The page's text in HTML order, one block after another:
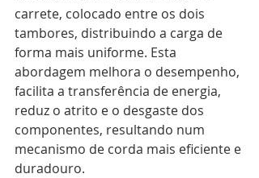
carrete, colocado entre os dois
tambores, distribuindo a carga de
forma mais uniforme. Esta
abordagem melhora o desempenho,
facilita a transferência de energia,
reduz o atrito e o desgaste dos
componentes, resultando num
mecanismo de corda mais eficiente e
duradouro.